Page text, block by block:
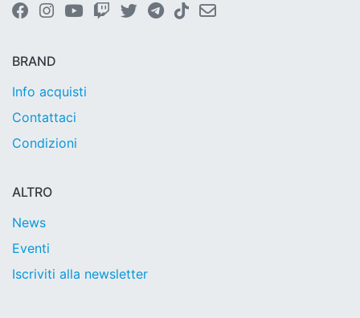
BRAND
Info acquisti
Contattaci
Condizioni
ALTRO
News
Eventi
Iscriviti alla newsletter